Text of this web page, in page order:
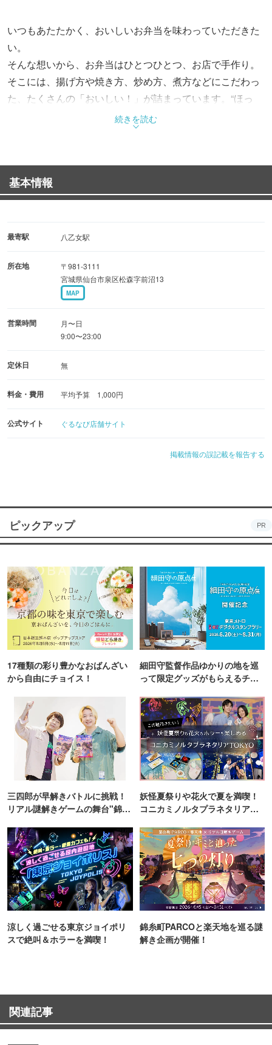
いつもあたたかく、おいしいお弁当を味わっていただきた
い。
そんな想いから、お弁当はひとつひとつ、お店で手作り。
そこには、揚げ方や焼き方、炒め方、煮方などにこだわっ
た、たくさんの「おいしい！」が詰まっています。“ほっ
と”できるお弁当で、“もっと”お客様を笑顔にする。これか
らも、そんなお弁当をお届けします。
続きを読む
基本情報
最寄駅 八乙女駅
所在地
〒981-3111
宮城県仙台市泉区松森字前沼13
MAP
営業時間
月〜日
9:00〜23:00
定休日 無
料金・費用 平均予算 1,000円
公式サイト ぐるなび店舗サイト
掲載情報の誤記載を報告する
ピックアップ PR
17種類の彩り豊かなおばんざい
から自由にチョイス！
細田守監督作品ゆかりの地を巡
って限定グッズがもらえるチャ
三四郎が早解きバトルに挑戦！
リアル謎解きゲームの舞台"錦糸
妖怪夏祭りや花火で夏を満喫！
コニカミノルタプラネタリア
涼しく過ごせる東京ジョイポリ
スで絶叫＆ホラーを満喫！
錦糸町PARCOと楽天地を巡る謎
解き企画が開催！
関連記事